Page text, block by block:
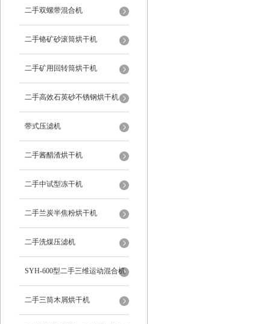
二手双螺带混合机
二手铬矿砂滚筒烘干机
二手矿用回转筒烘干机
二手高效石英砂不锈钢烘干机
带式压滤机
二手酱醋渣烘干机
二手中试型冻干机
二手兰炭半焦粉烘干机
二手洗煤压滤机
SYH-600型二手三维运动混合机
二手三筒木屑烘干机